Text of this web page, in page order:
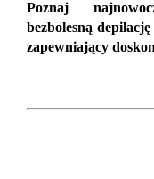
Poznaj
bezbolesną
zapewniający